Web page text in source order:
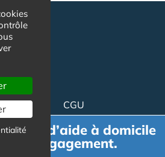
CGU
Charte
devis d’aide à domicile
engagement.